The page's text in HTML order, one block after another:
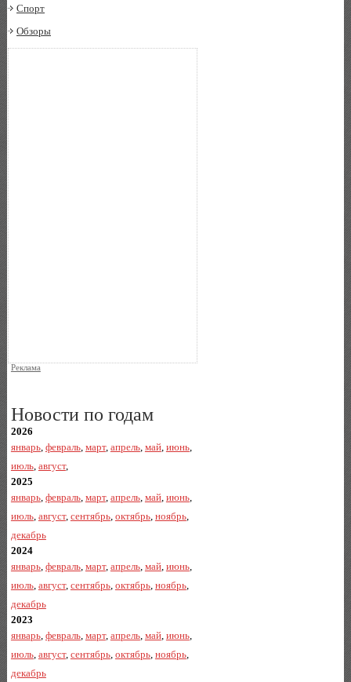
Спорт
Обзоры
Реклама
Новости по годам
2026
январь, февраль, март, апрель, май, июнь,
июль, август,
2025
январь, февраль, март, апрель, май, июнь,
июль, август, сентябрь, октябрь, ноябрь,
декабрь
2024
январь, февраль, март, апрель, май, июнь,
июль, август, сентябрь, октябрь, ноябрь,
декабрь
2023
январь, февраль, март, апрель, май, июнь,
июль, август, сентябрь, октябрь, ноябрь,
декабрь